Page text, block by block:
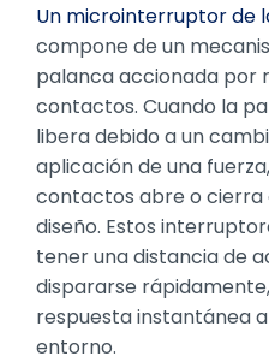
Un microinterruptor de
compone de un
palanca accionada por
contactos. Cuando la
libera debido a un
aplicación de una
contactos abre o cierra
diseño. Estos
tener una distancia de
dispararse
respuesta instantánea
entorno.